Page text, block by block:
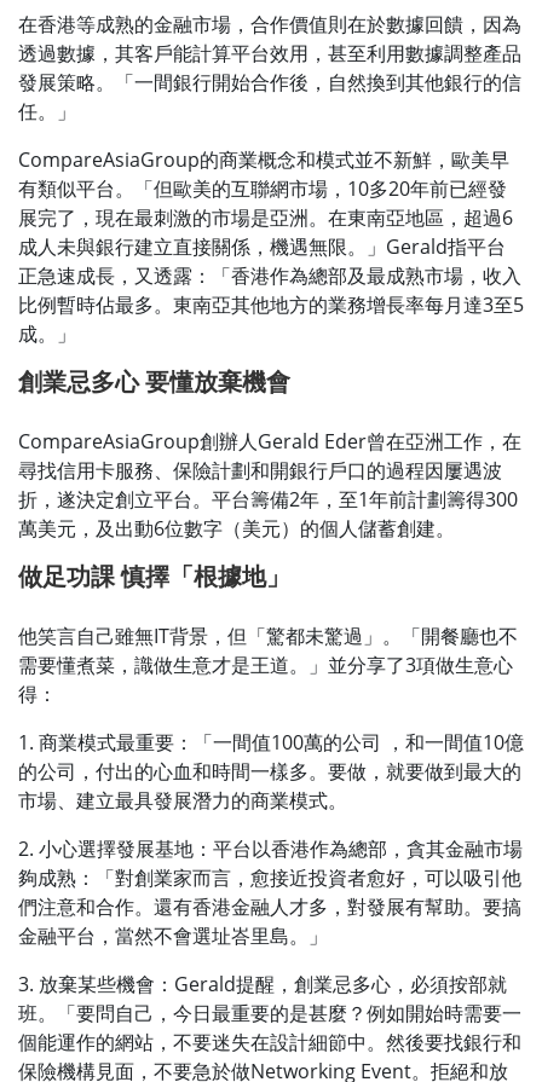
在香港等成熟的金融市場，合作價值則在於數據回饋，因為
透過數據，其客戶能計算平台效用，甚至利用數據調整產品
發展策略。「一間銀行開始合作後，自然換到其他銀行的信
任。」
CompareAsiaGroup的商業概念和模式並不新鮮，歐美早
有類似平台。「但歐美的互聯網市場，10多20年前已經發
展完了，現在最刺激的市場是亞洲。在東南亞地區，超過6
成人未與銀行建立直接關係，機遇無限。」Gerald指平台
正急速成長，又透露：「香港作為總部及最成熟市場，收入
比例暫時佔最多。東南亞其他地方的業務增長率每月達3至5
成。」
創業忌多心要懂放棄機會
CompareAsiaGroup創辦人Gerald Eder曾在亞洲工作，在
尋找信用卡服務、保險計劃和開銀行戶口的過程因屢遇波
折，遂決定創立平台。平台籌備2年，至1年前計劃籌得300
萬美元，及出動6位數字（美元）的個人儲蓄創建。
做足功課慎擇「根據地」
他笑言自己雖無IT背景，但「驚都未驚過」。「開餐廳也不
需要懂煮菜，識做生意才是王道。」並分享了3項做生意心
得：
1. 商業模式最重要：「一間值100萬的公司 ，和一間值10億
的公司，付出的心血和時間一樣多。要做，就要做到最大的
市場、建立最具發展潛力的商業模式。
2. 小心選擇發展基地：平台以香港作為總部，貪其金融市場
夠成熟：「對創業家而言，愈接近投資者愈好，可以吸引他
們注意和合作。還有香港金融人才多，對發展有幫助。要搞
金融平台，當然不會選址峇里島。」
3. 放棄某些機會：Gerald提醒，創業忌多心，必須按部就
班。「要問自己，今日最重要的是甚麼？例如開始時需要一
個能運作的網站，不要迷失在設計細節中。然後要找銀行和
保險機構見面，不要急於做Networking Event。拒絕和放